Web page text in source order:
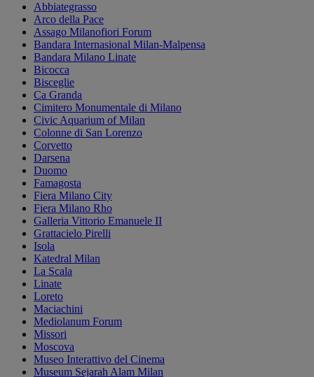
Abbiategrasso
Arco della Pace
Assago Milanofiori Forum
Bandara Internasional Milan-Malpensa
Bandara Milano Linate
Bicocca
Bisceglie
Ca Granda
Cimitero Monumentale di Milano
Civic Aquarium of Milan
Colonne di San Lorenzo
Corvetto
Darsena
Duomo
Famagosta
Fiera Milano City
Fiera Milano Rho
Galleria Vittorio Emanuele II
Grattacielo Pirelli
Isola
Katedral Milan
La Scala
Linate
Loreto
Maciachini
Mediolanum Forum
Missori
Moscova
Museo Interattivo del Cinema
Museum Sejarah Alam Milan